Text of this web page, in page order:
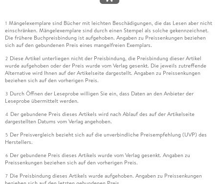
1 Mängelexemplare sind Bücher mit leichten Beschädigungen, die das Lesen aber nicht
einschränken. Mängelexemplare sind durch einen Stempel als solche gekennzeichnet.
Die frühere Buchpreisbindung ist aufgehoben. Angaben zu Preissenkungen beziehen
sich auf den gebundenen Preis eines mangelfreien Exemplars.
2 Diese Artikel unterliegen nicht der Preisbindung, die Preisbindung dieser Artikel
wurde aufgehoben oder der Preis wurde vom Verlag gesenkt. Die jeweils zutreffende
Alternative wird Ihnen auf der Artikelseite dargestellt. Angaben zu Preissenkungen
beziehen sich auf den vorherigen Preis.
3 Durch Öffnen der Leseprobe willigen Sie ein, dass Daten an den Anbieter der
Leseprobe übermittelt werden.
4 Der gebundene Preis dieses Artikels wird nach Ablauf des auf der Artikelseite
dargestellten Datums vom Verlag angehoben.
5 Der Preisvergleich bezieht sich auf die unverbindliche Preisempfehlung (UVP) des
Herstellers.
6 Der gebundene Preis dieses Artikels wurde vom Verlag gesenkt. Angaben zu
Preissenkungen beziehen sich auf den vorherigen Preis.
7 Die Preisbindung dieses Artikels wurde aufgehoben. Angaben zu Preissenkungen